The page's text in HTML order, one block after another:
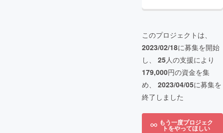
このプロジェクトは、
2023/02/18に募集を開始
し、 25人の支援により
179,000円の資金を集
め、 2023/04/05に募集を
終了しました
もう一度プロジェク
トをやってほしい